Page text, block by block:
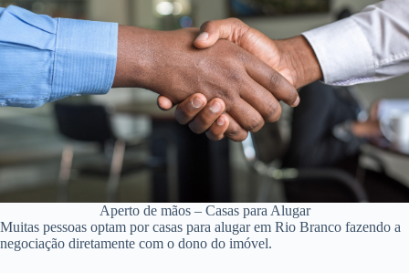
Aperto de mãos – Casas para Alugar
Muitas pessoas optam por casas para alugar em Rio Branco fazendo a
negociação diretamente com o dono do imóvel.